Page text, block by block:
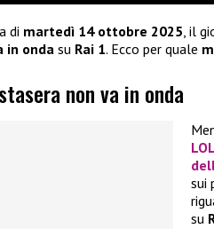
di martedì 14 ottobre 2025 , il
in onda su Rai 1. Ecco per quale
non va in onda
sui
su